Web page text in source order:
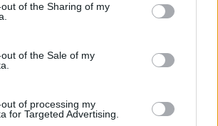
visit or usage behaviour. You may click to
to Google and its third-party tags to
specified purposes in below Google
of the Sharing of my
of the Sale of my
of processing my
for Targeted Advertising.
feliratkozás
Adja
elfogadom a